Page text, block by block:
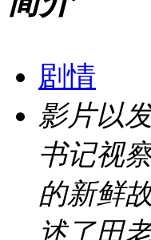
剧情
影片以
书记视
的新鲜
述了田